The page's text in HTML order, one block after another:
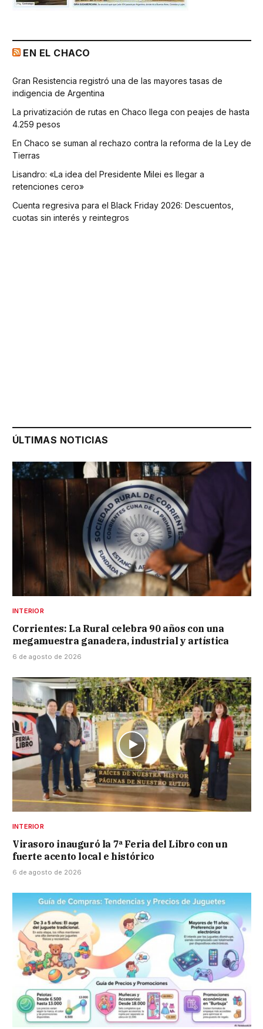
EN EL CHACO
Gran Resistencia registró una de las mayores tasas de
indigencia de Argentina
La privatización de rutas en Chaco llega con peajes de hasta
4.259 pesos
En Chaco se suman al rechazo contra la reforma de la Ley de
Tierras
Lisandro: «La idea del Presidente Milei es llegar a
retenciones cero»
Cuenta regresiva para el Black Friday 2026: Descuentos,
cuotas sin interés y reintegros
ÚLTIMAS NOTICIAS
INTERIOR
Corrientes: La Rural celebra 90 años con una
megamuestra ganadera, industrial y artística
6 de agosto de 2026
INTERIOR
Virasoro inauguró la 7ª Feria del Libro con un
fuerte acento local e histórico
6 de agosto de 2026